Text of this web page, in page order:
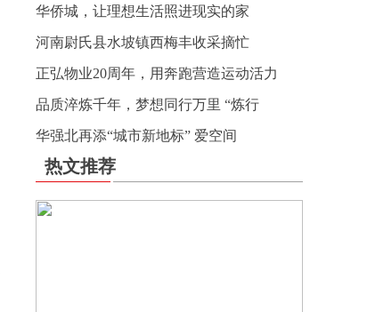
华侨城，让理想生活照进现实的家
河南尉氏县水坡镇西梅丰收采摘忙
正弘物业20周年，用奔跑营造运动活力
品质淬炼千年，梦想同行万里 “炼行
华强北再添“城市新地标” 爱空间
热文推荐